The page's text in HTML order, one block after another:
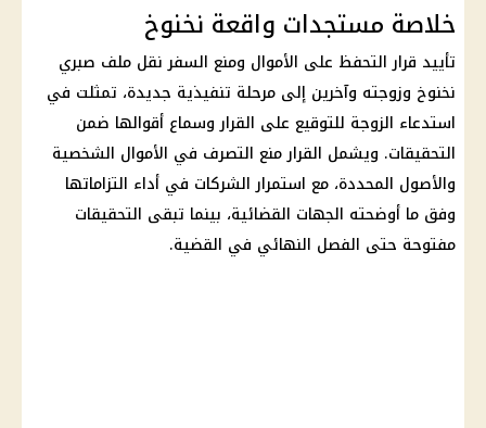
خلاصة مستجدات واقعة نخنوخ
تأييد قرارالتحفظ على الأموال ومنع السفر نقل ملف صبري
نخنوخ وزوجته وآخرين إلى مرحلة تنفيذية جديدة، تمثلت في
استدعاء الزوجة للتوقيع على القرار وسماع أقوالها ضمن
التحقيقات. ويشمل القرارمنع التصرف في الأموال الشخصية
والأصول المحددة، مع استمرار الشركات في أداء التزاماتها
وفق ما أوضحته الجهات القضائية، بينما تبقى التحقيقات
مفتوحة حتى الفصل النهائي في القضية.